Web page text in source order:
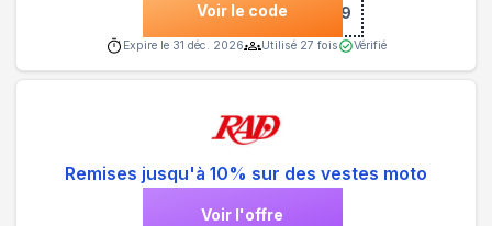
Voir le code***64969
Expire le 31 déc. 2026 Utilisé 27 fois Vérifié
Remises jusqu'à 10% sur des vestes moto
Voir l'offre